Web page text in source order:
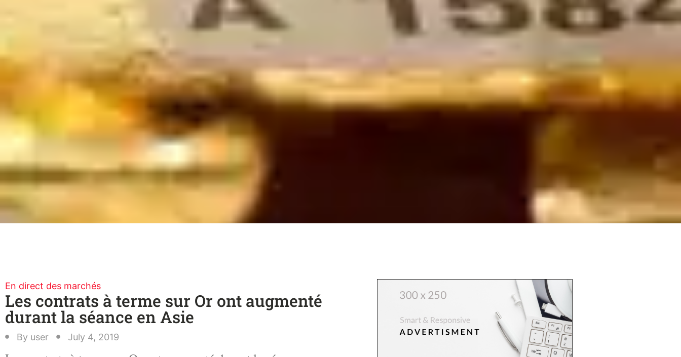
En direct des marchés
Les contrats à terme sur Or ont augmenté
durant la séance en Asie
By user July 4, 2019